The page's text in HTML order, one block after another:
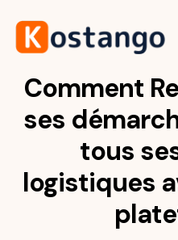
Comment
ses
tous
logistiques